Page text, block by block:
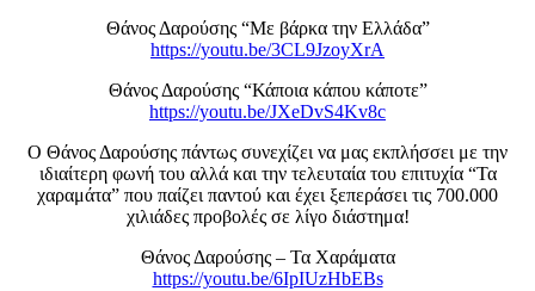
Θάνος Δαρούσης “Με βάρκα την Ελλάδα”
https://youtu.be/3CL9JzoyXrA
Θάνος Δαρούσης “Κάποια κάπου κάποτε”
https://youtu.be/JXeDvS4Kv8c
Ο Θάνος Δαρούσης πάντως συνεχίζει να μας εκπλήσσει με την
ιδιαίτερη φωνή του αλλά και την τελευταία του επιτυχία “Τα
χαραμάτα” που παίζει παντού και έχει ξεπεράσει τις 700.000
χιλιάδες προβολές σε λίγο διάστημα!
Θάνος Δαρούσης – Τα Χαράματα
https://youtu.be/6IpIUzHbEBs